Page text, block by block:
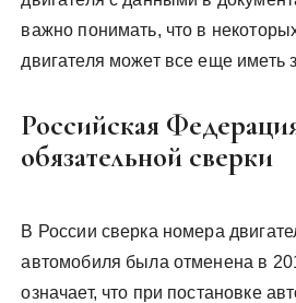
важно понимать, что в
двигателя может все еще иметь
Российская
обязательной сверки
В России сверка номера
автомобиля была отменена в
означает, что при постановке